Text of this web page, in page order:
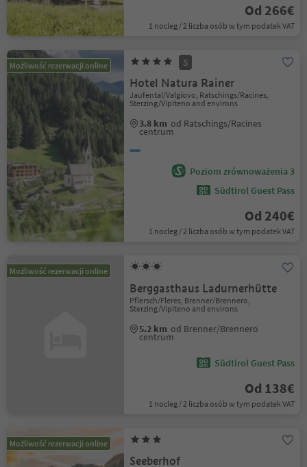
Od 266€
1 nocleg / 2 liczba osób w tym podatek VAT
Możliwość rezerwacji online S
Hotel Natura Rainer
Jaufental/Valgiovo, Ratschings/Racines,
Sterzing/Vipiteno and environs
3.8 km od Ratschings/Racines
centrum
Poziom zrównoważenia 3
Südtirol Guest Pass
Od 240€
1 nocleg / 2 liczba osób w tym podatek VAT
Możliwość rezerwacji online
Berggasthaus Ladurnerhütte
Pflersch/Fleres, Brenner/Brennero,
Sterzing/Vipiteno and environs
5.2 km od Brenner/Brennero
centrum
Südtirol Guest Pass
Od 138€
1 nocleg / 2 liczba osób w tym podatek VAT
Możliwość rezerwacji online
Seeberhof